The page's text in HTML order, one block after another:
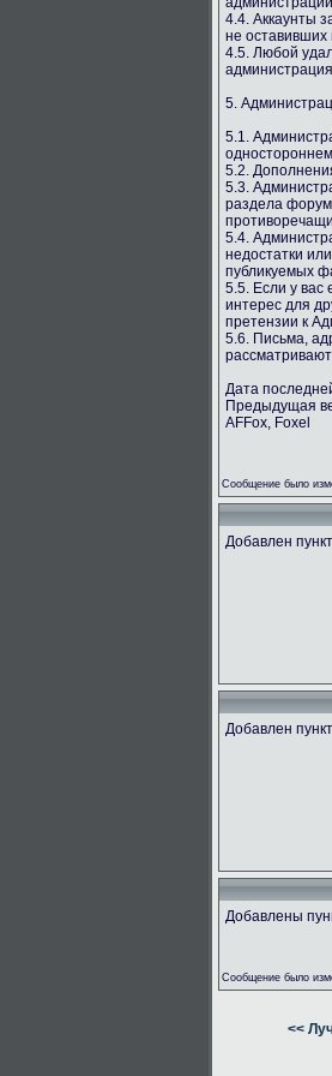
4.4. Аккаунты
не
4.5. Любой
5.
5.1.
5.2.
5.3.
раздела
5.4.
недостатки
публикуемых
5.5. Если у вас
интерес для
претензии к
5.6. Письма,
Дата
Предыдущая
AFFox, Foxel
Сообщение было
Добавлен
Добавлен
Добавлены
Сообщение было
<<